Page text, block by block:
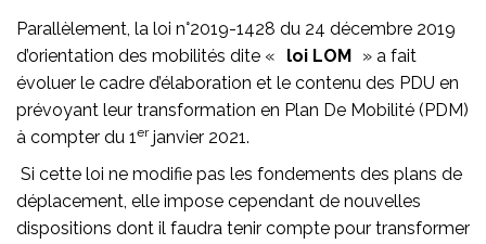
Parallèlement, la loi n°2019-1428 du 24 décembre 2019
d’orientation des mobilités dite « loi LOM
» a fait
évoluer le cadre d’élaboration et le contenu des PDU en
prévoyant leur transformation en Plan De Mobilité (PDM)
à compter du 1erjanvier 2021.
Si cette loi ne modifie pas les fondements des plans de
déplacement, elle impose cependant de nouvelles
dispositions dont il faudra tenir compte pour transformer